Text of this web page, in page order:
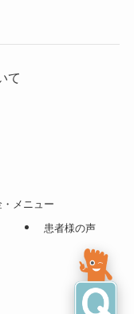
て
・メニュー
患者様の声